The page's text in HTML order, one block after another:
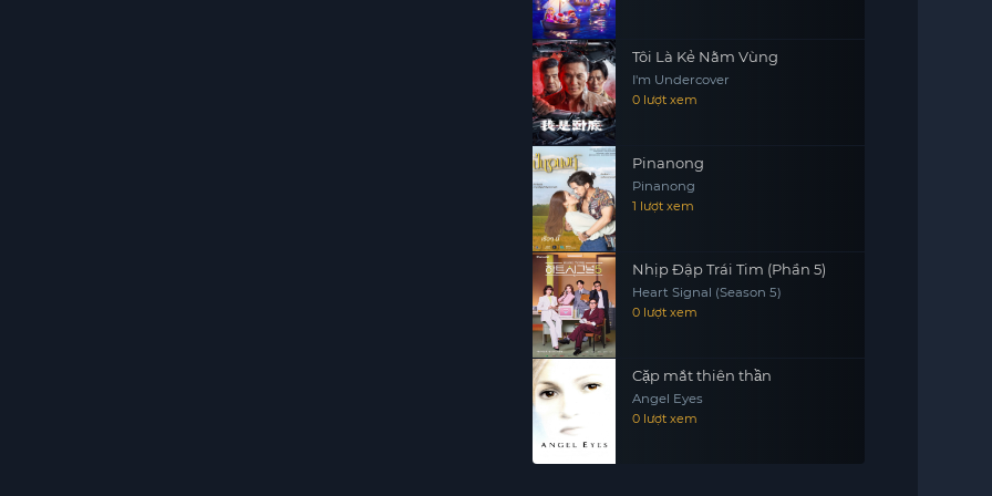
Tôi Là Kẻ Nằm Vùng
I'm Undercover
0 lượt xem
Pinanong
Pinanong
1 lượt xem
Nhịp Đập Trái Tim (Phần 5)
Heart Signal (Season 5)
0 lượt xem
Cặp mắt thiên thần
Angel Eyes
0 lượt xem